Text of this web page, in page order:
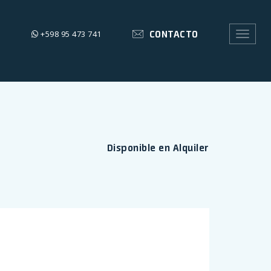
+598 95 473 741 CONTACTO
Toggle
Disponible en Alquiler